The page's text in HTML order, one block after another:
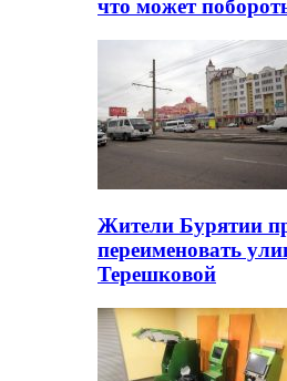
что может
Жители Бурятии
переименовать
Терешковой